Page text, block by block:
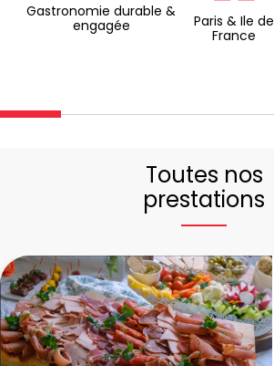
Gastronomie durable &
engagée
Paris & Ile de
France
Toutes nos
prestations